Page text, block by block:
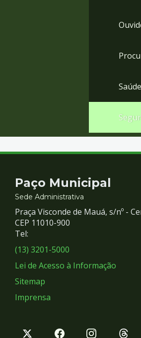
Saúde
Contato
e
Redes
Sociais
Paço Municipal
Sede Administrativa
Praça Visconde de Mauá, s/nº -
CEP 11010-900
Tel:
(13) 3201-5000
Lei de Acesso à Informação
Sitemap
Imprensa